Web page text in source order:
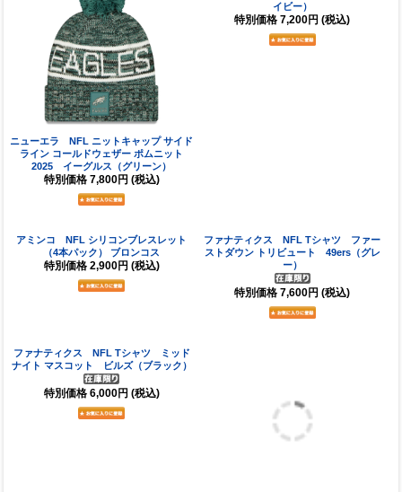
ニューエラ NFL ニットキャップ サイド
ライン コールドウェザー ポムニット
2025 イーグルス（グリーン）
特別価格 7,800円 (税込)
アミンコ NFL シリコンブレスレット
（4本パック） ブロンコス
ファナティクス NFL Tシャツ ファー
ストダウン トリビュート 49ers（グレ